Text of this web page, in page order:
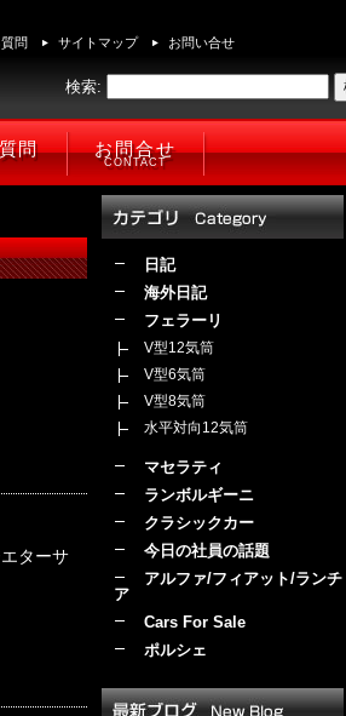
問 サイトマップ お問い合せ
検索:
問 お問合せ
CONTACT
ターサ
日記
海外日記
フェラーリ
V型12気筒
V型6気筒
V型8気筒
水平対向12気筒
マセラティ
ランボルギーニ
クラシックカー
今日の社員の話題
アルファ/フィアット/ランチ
ア
Cars For Sale
ポルシェ